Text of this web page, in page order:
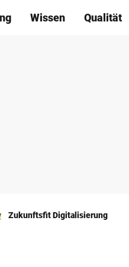
Wissen Qualität
Zukunftsfit Digitalisierung